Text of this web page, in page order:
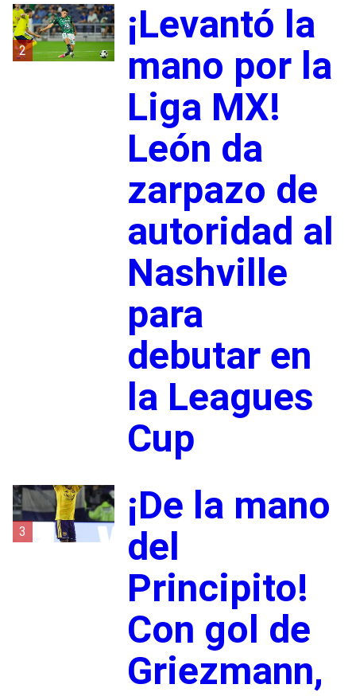
2
¡Levantó la
mano por la
Liga MX!
León da
zarpazo de
autoridad al
Nashville
para
debutar en
la Leagues
Cup
3
¡De la mano
del
Principito!
Con gol de
Griezmann,